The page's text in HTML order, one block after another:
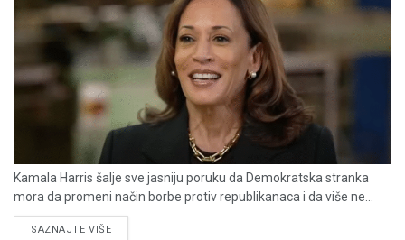
Kamala Harris šalje sve jasniju poruku da Demokratska stranka
mora da promeni način borbe protiv republikanaca i da više ne...
SAZNAJTE VIŠEDETAILS